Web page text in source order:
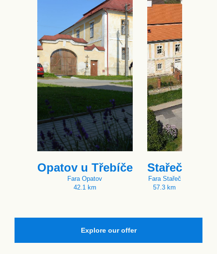
Opatov u Třebíče
Fara Opatov
42.1 km
Stařeč
Fara Stařeč
57.3 km
Explore our offer